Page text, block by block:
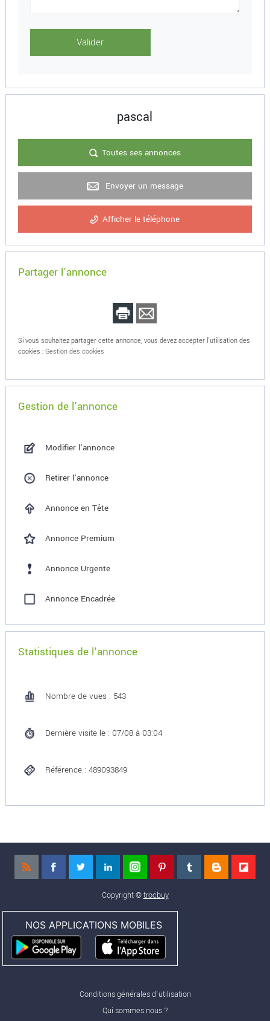
pascal
Toutes ses annonces
Envoyer un message
Afficher le téléphone
Partager l'annonce
Si vous souhaitez partager cette annonce, vous devez accepter l'utilisation des
cookies : Gestion des cookies
Gestion de l'annonce
Modifier l'annonce
Retirer l'annonce
Annonce en Tête
Annonce Premium
Annonce Urgente
Annonce Encadrée
Statistiques de l'annonce
Nombre de vues : 543
Dernière visite le : 07/08 à 03:04
Référence : 489093849
Copyright ©trocbuy
NOS APPLICATIONS MOBILES
Conditions générales d'utilisation
Qui sommes nous ?